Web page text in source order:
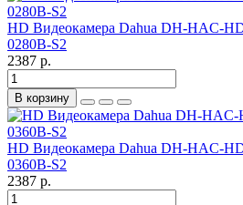
HD Видеокамера Dahua DH-HAC-
0280B-S2
2387 р.
В корзину
HD Видеокамера Dahua DH-HAC-
0360B-S2
2387 р.